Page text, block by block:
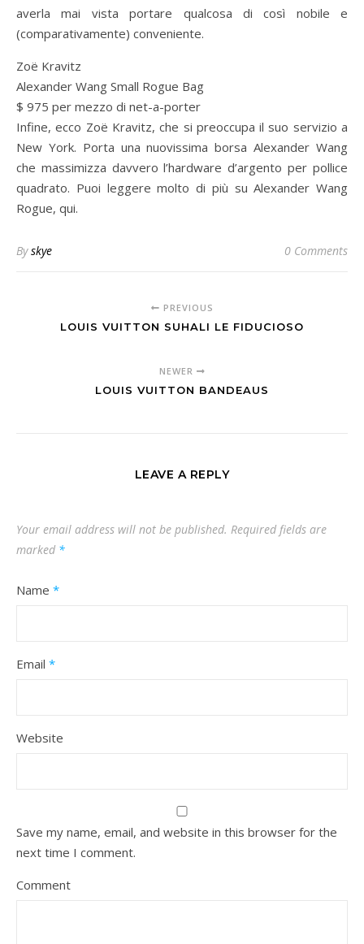
averla mai vista portare qualcosa di così nobile e
(comparativamente) conveniente.
Zoë Kravitz
Alexander Wang Small Rogue Bag
$ 975 per mezzo di net-a-porter
Infine, ecco Zoë Kravitz, che si preoccupa il suo servizio a
New York. Porta una nuovissima borsa Alexander Wang
che massimizza davvero l’hardware d’argento per pollice
quadrato. Puoi leggere molto di più su Alexander Wang
Rogue, qui.
Byskye 0 Comments
PREVIOUS
LOUIS VUITTON SUHALI LE FIDUCIOSO
NEWER
LOUIS VUITTON BANDEAUS
LEAVE A REPLY
Your email address will not be published. Required fields are
marked *
Name *
Email *
Website
Save my name, email, and website in this browser for the
next time I comment.
Comment